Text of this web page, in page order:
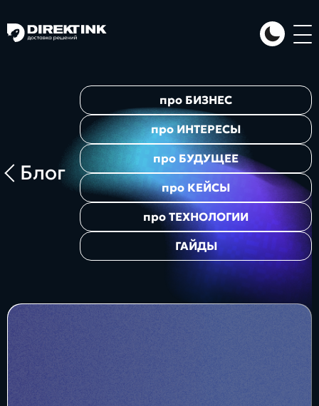
Направления
Web System
Проекты
Блог
про БИЗНЕС
про ИНТЕРЕСЫ
про БУДУЩЕЕ
про КЕЙСЫ
проТЕХНОЛОГИИ
ГАЙДЫ